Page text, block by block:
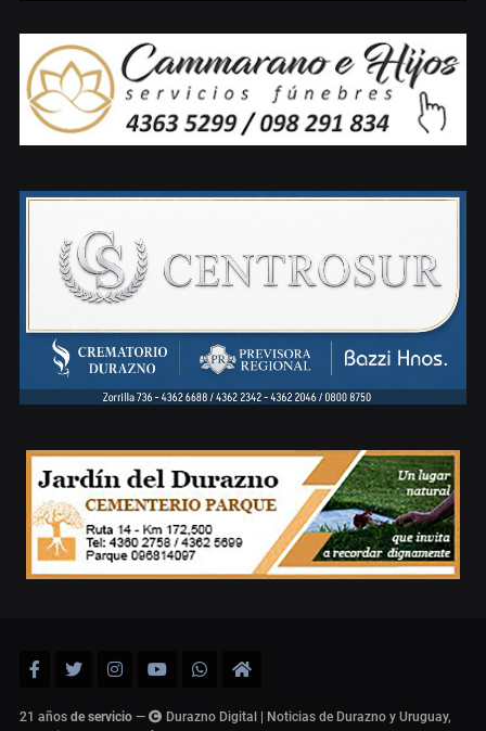
21 años de servicio —
Durazno Digital | Noticias de Durazno y Uruguay,